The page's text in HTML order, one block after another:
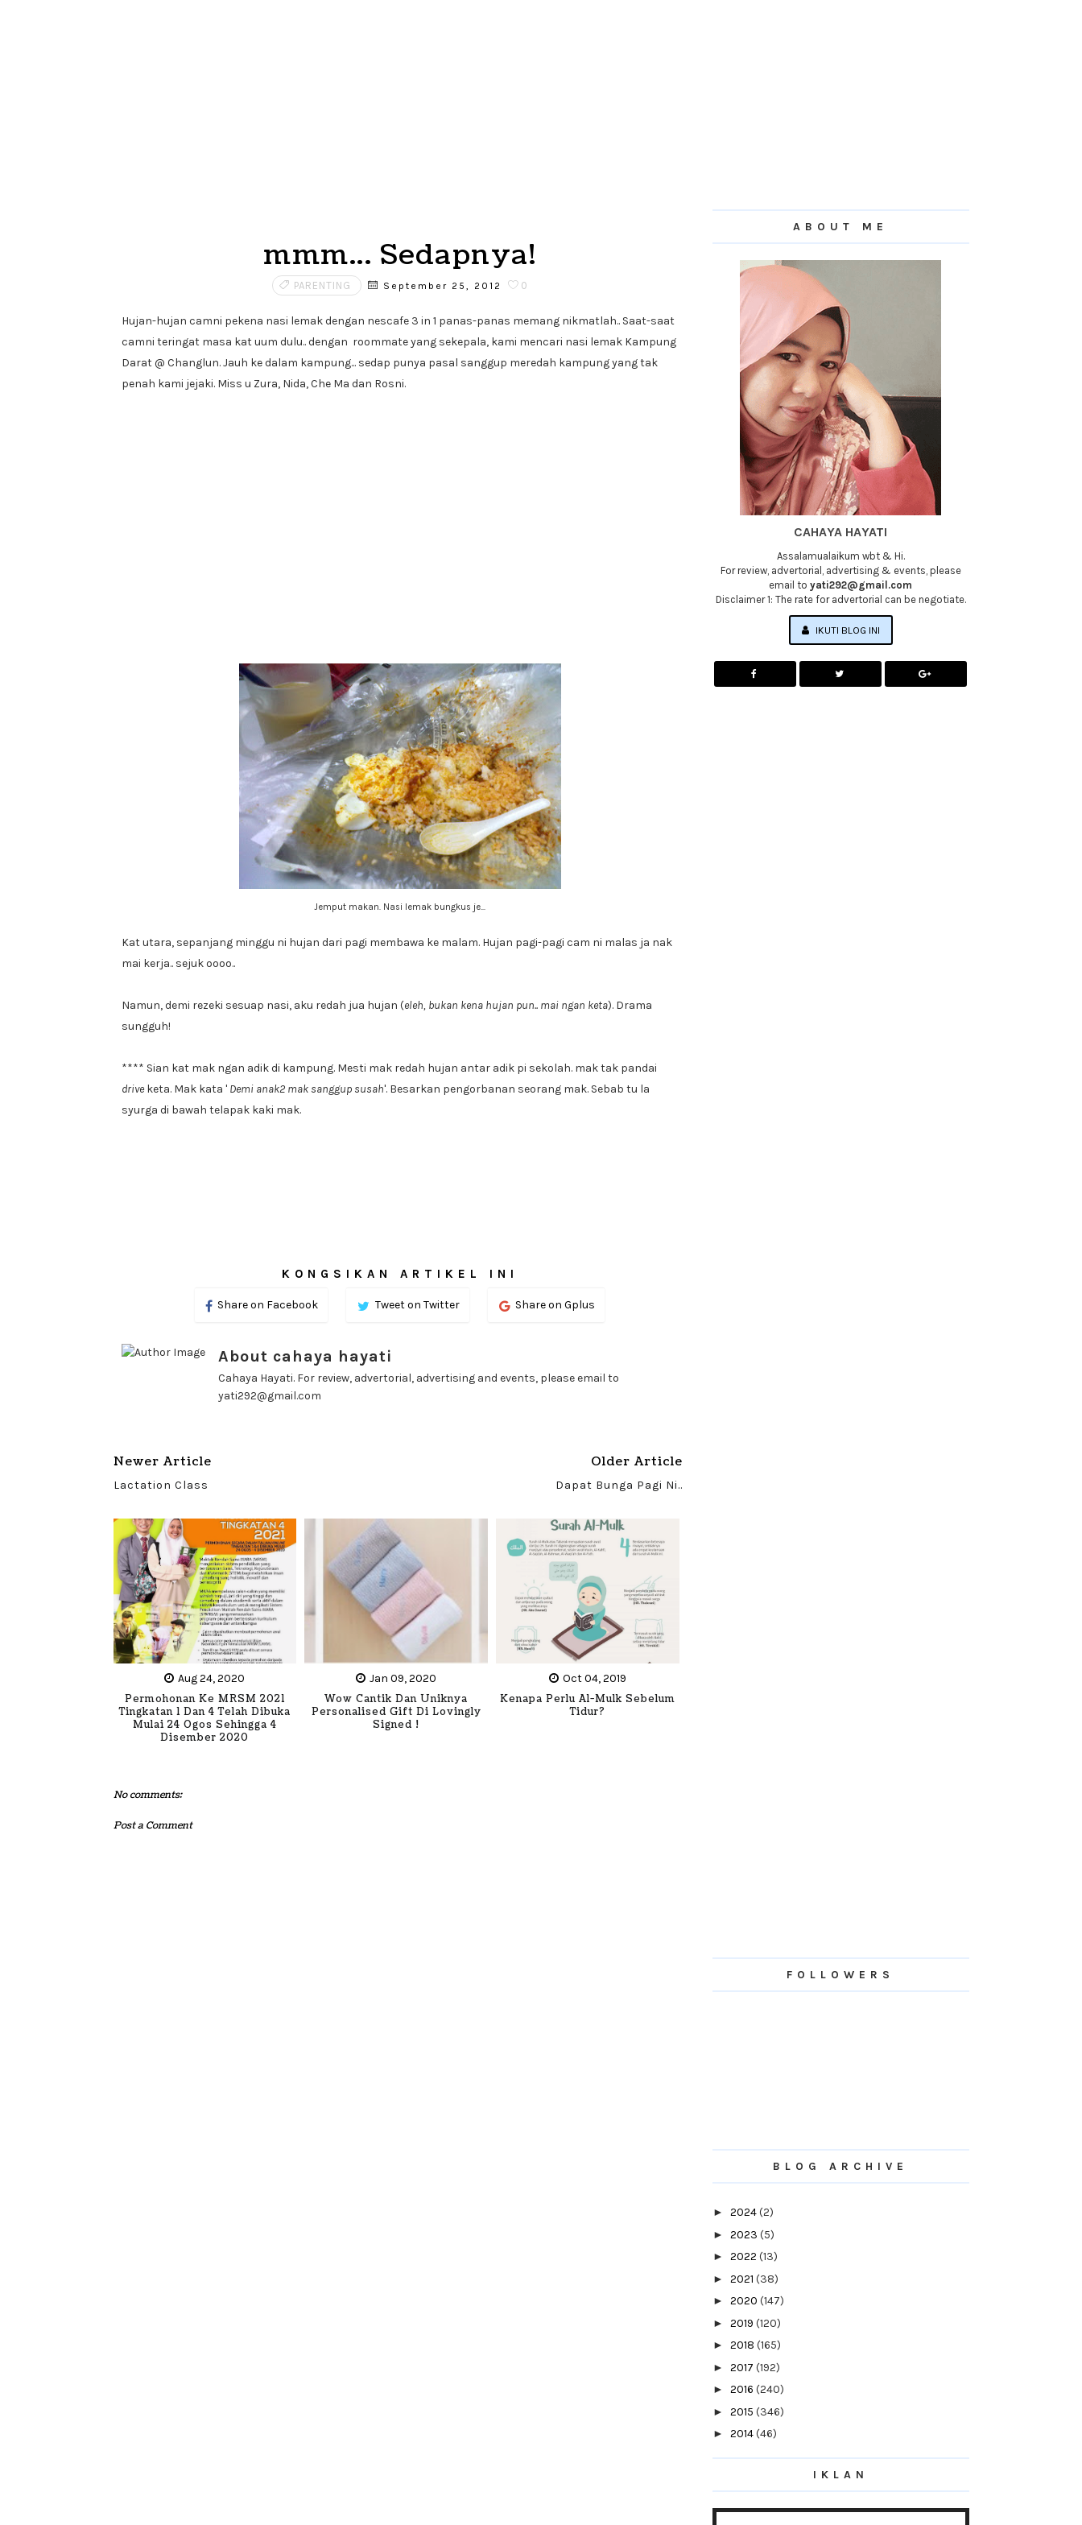
mmm... Sedapnya!
PARENTING September 25, 2012 0
Hujan-hujan camni pekena nasi lemak dengan nescafe 3 in 1 panas-panas memang nikmatlah.. Saat-saat
camni teringat masa kat uum dulu.. dengan roommate yang sekepala, kami mencari nasi lemak Kampung
Darat @ Changlun. Jauh ke dalam kampung... sedap punya pasal sanggup meredah kampung yang tak
penah kami jejaki. Miss u Zura, Nida, Che Ma dan Rosni.
Jemput makan. Nasi lemak bungkus je...
Kat utara, sepanjang minggu ni hujan dari pagi membawa ke malam. Hujan pagi-pagi cam ni malas ja nak
mai kerja.. sejuk oooo..
Namun, demi rezeki sesuap nasi, aku redah jua hujan (eleh, bukan kena hujan pun.. mai ngan keta). Drama
sungguh!
**** Sian kat mak ngan adik di kampung. Mesti mak redah hujan antar adik pi sekolah. mak tak pandai
driveketa. Mak kata ' Demi anak2 mak sanggup susah'. Besarkan pengorbanan seorang mak. Sebab tu la
syurga di bawah telapak kaki mak.
KONGSIKAN ARTIKEL INI
Share on Facebook Tweet on Twitter Share on Gplus
About cahaya hayati
Cahaya Hayati. For review, advertorial, advertising and events, please email to
yati292@gmail.com
Newer Article
Lactation Class
Older Article
Dapat Bunga Pagi Ni..
Aug 24, 2020
Permohonan Ke MRSM 2021
Tingkatan 1 Dan 4 Telah Dibuka
Mulai 24 Ogos Sehingga 4
Disember 2020
Jan 09, 2020
Wow Cantik Dan Uniknya
Personalised Gift Di Lovingly
Signed !
Oct 04, 2019
Kenapa Perlu Al-Mulk Sebelum
Tidur?
No comments:
Post a Comment
ABOUT ME
CAHAYA HAYATI
Assalamualaikum wbt & Hi.
For review, advertorial, advertising & events, please
email toyati292@gmail.com
Disclaimer 1: The rate for advertorial can be negotiate.
IKUTI BLOG INI
FOLLOWERS
BLOG ARCHIVE
► 2024(2)
► 2023 (5)
► 2022 (13)
► 2021 (38)
► 2020 (147)
► 2019 (120)
► 2018 (165)
► 2017 (192)
► 2016 (240)
► 2015 (346)
► 2014(46)
►2013(154)
IKLAN